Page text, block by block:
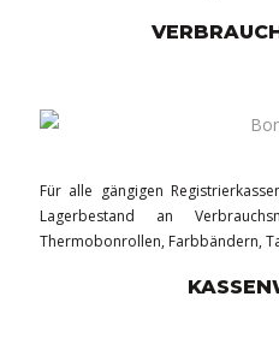
Für alle gängigen
Lagerbestand an
Thermobonrollen, Farbbändern,